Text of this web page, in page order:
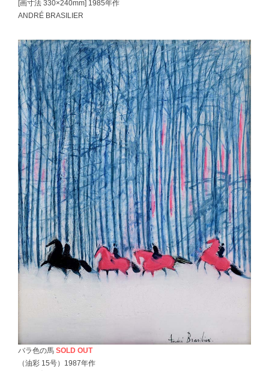
[画寸法 330×240mm] 1985年作
ANDRÉ BRASILIER
バラ色の馬 SOLD OUT
（油彩 15号）1987年作